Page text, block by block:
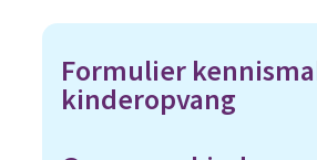
Formulier
kinderopvang